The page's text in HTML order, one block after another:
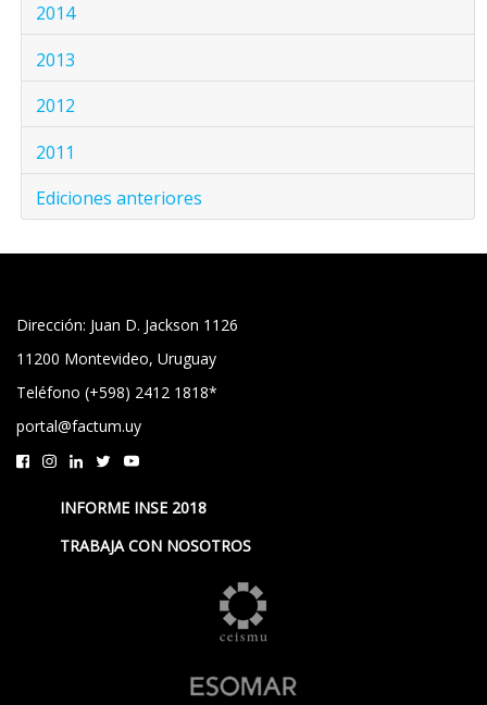
2014
2013
2012
2011
Ediciones anteriores
Dirección: Juan D. Jackson 1126
11200 Montevideo, Uruguay
Teléfono (+598) 2412 1818*
portal@factum.uy
INFORME INSE 2018
TRABAJA CON NOSOTROS